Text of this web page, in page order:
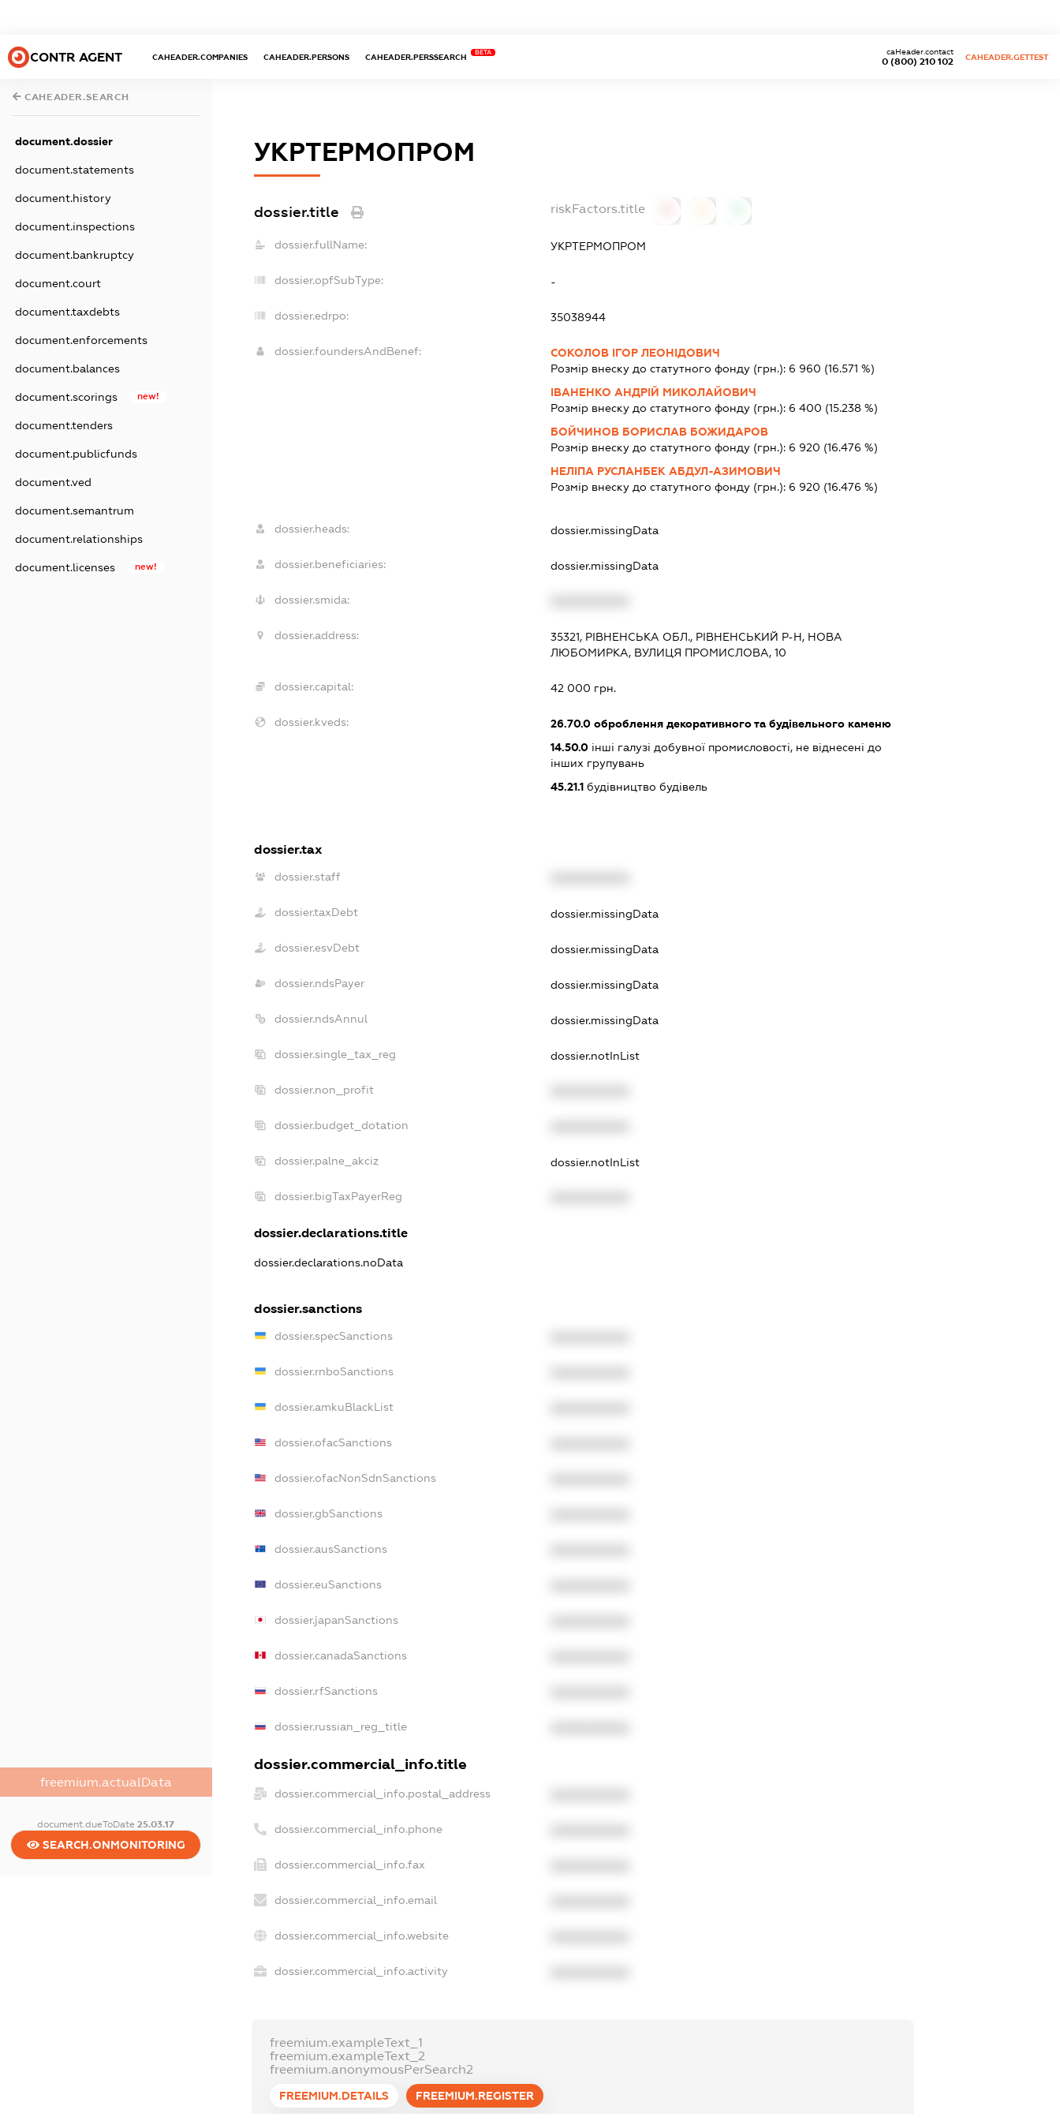
CONTR AGENT CAHEADER.COMPANIES CAHEADER.PERSONS CAHEADER.PERSSEARCH
BETA
0 (800) 210 102
caHeader.contact
CAHEADER.GETTEST
CAHEADER.SEARCH
document.dossier
document.statements
document.history
document.inspections
document.bankruptcy
document.court
document.taxdebts
document.enforcements
document.balances
document.scorings new!
document.tenders
document.publicfunds
document.ved
document.semantrum
document.relationships
document.licenses new!
freemium.actualData
document.dueToDate25.03.17
SEARCH.ONMONITORING
УКРТЕРМОПРОМ
dossier.title riskFactors.title
dossier.fullName: УКРТЕРМОПРОМ
dossier.opfSubType: -
dossier.edrpo: 35038944
dossier.foundersAndBenef:
СОКОЛОВ ІГОР ЛЕОНІДОВИЧ
Розмір внеску до статутного фонду (грн.): 6 960 (16.571 %)
ІВАНЕНКО АНДРІЙ МИКОЛАЙОВИЧ
Розмір внеску до статутного фонду (грн.): 6 400 (15.238 %)
БОЙЧИНОВ БОРИСЛАВ БОЖИДАРОВ
Розмір внеску до статутного фонду (грн.): 6 920 (16.476 %)
НЕЛІПА РУСЛАНБЕК АБДУЛ-АЗИМОВИЧ
Розмір внеску до статутного фонду (грн.): 6 920 (16.476 %)
dossier.heads: dossier.missingData
dossier.beneficiaries: dossier.missingData
dossier.smida:
dossier.address:
35321, РІВНЕНСЬКА ОБЛ., РІВНЕНСЬКИЙ Р-Н, НОВА
ЛЮБОМИРКА, ВУЛИЦЯ ПРОМИСЛОВА, 10
dossier.capital: 42 000 грн.
dossier.kveds: 26.70.0оброблення декоративного та будівельного каменю
14.50.0інші галузі добувної промисловості, не віднесені до
інших групувань
45.21.1будівництво будівель
dossier.tax
dossier.staff
dossier.taxDebt dossier.missingData
dossier.esvDebt dossier.missingData
dossier.ndsPayer dossier.missingData
dossier.ndsAnnul dossier.missingData
dossier.single_tax_reg dossier.notInList
dossier.non_profit
dossier.budget_dotation
dossier.palne_akciz dossier.notInList
dossier.bigTaxPayerReg
dossier.declarations.title
dossier.declarations.noData
dossier.sanctions
dossier.specSanctions
dossier.rnboSanctions
dossier.amkuBlackList
dossier.ofacSanctions
dossier.ofacNonSdnSanctions
dossier.gbSanctions
dossier.ausSanctions
dossier.euSanctions
dossier.japanSanctions
dossier.canadaSanctions
dossier.rfSanctions
dossier.russian_reg_title
dossier.commercial_info.title
dossier.commercial_info.postal_address
dossier.commercial_info.phone
dossier.commercial_info.fax
dossier.commercial_info.email
dossier.commercial_info.website
dossier.commercial_info.activity
freemium.exampleText_1
freemium.exampleText_2
freemium.anonymousPerSearch2
FREEMIUM.DETAILS FREEMIUM.REGISTER